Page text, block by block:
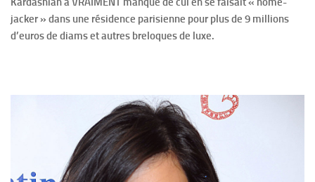
jacker » dans une résidence parisienne pour plus de 9 millions
d’euros de diams et autres breloques de luxe.